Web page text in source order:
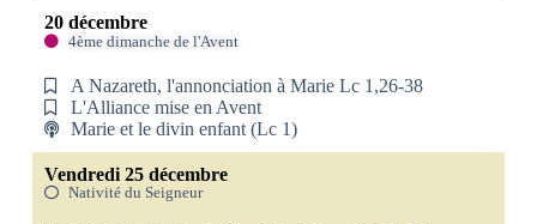
20 décembre
4ème dimanche de l'Avent
A Nazareth, l'annonciation à Marie Lc 1,26-38
L'Alliance mise en Avent
Marie et le divin enfant (Lc 1)
Vendredi 25 décembre
Nativité du Seigneur